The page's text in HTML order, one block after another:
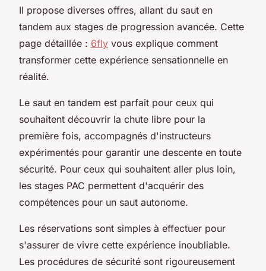
Il propose diverses offres, allant du saut en
tandem aux stages de progression avancée. Cette
page détaillée : 6fly vous explique comment
transformer cette expérience sensationnelle en
réalité.
Le saut en tandem est parfait pour ceux qui
souhaitent découvrir la chute libre pour la
première fois, accompagnés d'instructeurs
expérimentés pour garantir une descente en toute
sécurité. Pour ceux qui souhaitent aller plus loin,
les stages PAC permettent d'acquérir des
compétences pour un saut autonome.
Les réservations sont simples à effectuer pour
s'assurer de vivre cette expérience inoubliable.
Les procédures de sécurité sont rigoureusement